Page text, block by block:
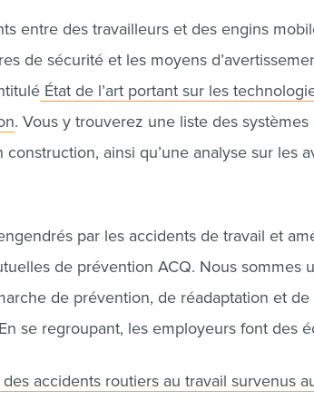
entre des travailleurs et des engins
de sécurité et les moyens
État de l’art portant sur les
. Vous y trouverez une liste des
ainsi qu’une analyse sur les
par les accidents de travail et
de prévention ACQ. Nous sommes
de prévention, de réadaptation et
se regroupant, les employeurs font des
des accidents routiers au travail survenus